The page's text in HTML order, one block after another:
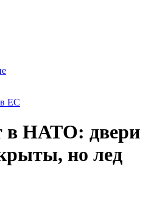
ЕС
в НАТО: двери
но лед